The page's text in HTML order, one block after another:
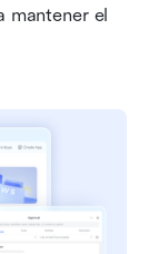
mantener el